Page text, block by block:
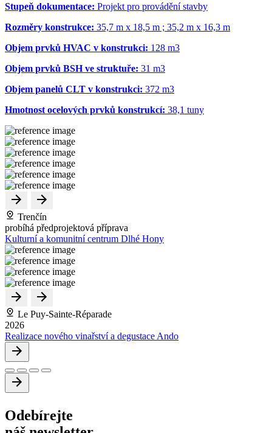
Stupeň dokumentace: Projekt pro provádění stavby
Rozměry konstrukce: 35,7 m x 18,5 m ; 35,2 m x 16,3 m
Objem prvků HVAC v konstrukci: 128 m3
Objem prvků BSH ve struktuře: 31 m3
Objem panelů CLT v konstrukci: 372 m3
Hmotnost ocelových prvků konstrukcí: 38,1 tuny
Trenčín
probíhá předprojektová příprava
Kulturní a komunitní centrum Dlhé Hony
Le Puy-Sainte-Réparade
2026
Realizace nového vinařství a degustace Ando
Odebírejte